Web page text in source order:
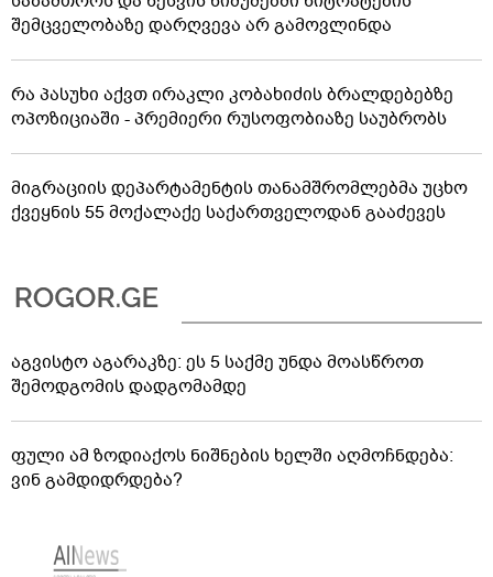
შემცველობაზე დარღვევა არ გამოვლინდა
რა პასუხი აქვთ ირაკლი კობახიძის ბრალდებებზე
ოპოზიციაში - პრემიერი რუსოფობიაზე საუბრობს
მიგრაციის დეპარტამენტის თანამშრომლებმა უცხო
ქვეყნის 55 მოქალაქე საქართველოდან გააძევეს
აგვისტო აგარაკზე: ეს 5 საქმე უნდა მოასწროთ
შემოდგომის დადგომამდე
ფული ამ ზოდიაქოს ნიშნების ხელში აღმოჩნდება:
ვინ გამდიდრდება?